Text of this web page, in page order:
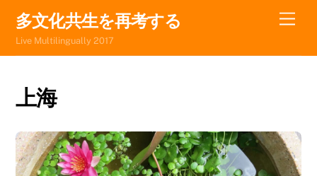
content
多文化共生を再考する
Live Multilingually 2017
上海